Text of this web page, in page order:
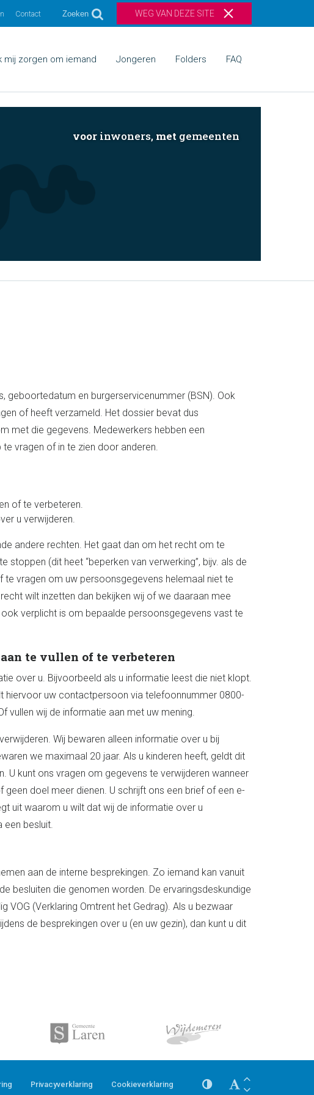
Contact Zoeken WEG VAN DEZE SITE
mij zorgen om iemand Jongeren Folders FAQ
voor inwoners, met gemeenten
geboortedatum en burgerservicenummer (BSN). Ook
of heeft verzameld. Het dossier bevat dus
met die gegevens. Medewerkers hebben een
vragen of in te zien door anderen.
of te verbeteren.
u verwijderen.
andere rechten. Het gaat dan om het recht om te
(dit heet “beperken van verwerking”, bijv. als de
vragen om uw persoonsgegevens helemaal niet te
wilt inzetten dan bekijken wij of we daaraan mee
verplicht is om bepaalde persoonsgegevens vast te
te vullen of te verbeteren
over u. Bijvoorbeeld als u informatie leest die niet klopt.
hiervoor uw contactpersoon via telefoonnummer 0800-
vullen wij de informatie aan met uw mening.
Wij bewaren alleen informatie over u bij
we maximaal 20 jaar. Als u kinderen heeft, geldt dit
kunt ons vragen om gegevens te verwijderen wanneer
doel meer dienen. U schrijft ons een brief of een e-
uit waarom u wilt dat wij de informatie over u
een besluit.
aan de interne besprekingen. Zo iemand kan vanuit
besluiten die genomen worden. De ervaringsdeskundige
VOG (Verklaring Omtrent het Gedrag). Als u bezwaar
de besprekingen over u (en uw gezin), dan kunt u dit
Privacyverklaring Cookieverklaring